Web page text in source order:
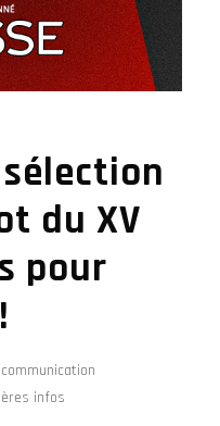
du XV
pour
communication
infos